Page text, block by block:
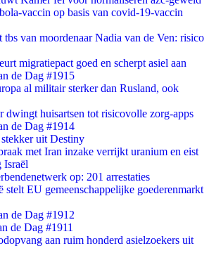
vaccin op basis van covid-19-vaccin
tbs van moordenaar Nadia van de Ven: risico
migratiepact goed en scherpt asiel aan
de Dag #1915
al militair sterker dan Rusland, ook
dwingt huisartsen tot risicovolle zorg-apps
de Dag #1914
uit Destiny
met Iran inzake verrijkt uranium en eist
Israël
op: 201 arrestaties
stelt EU gemeenschappelijke goederenmarkt
de Dag #1912
de Dag #1911
aan ruim honderd asielzoekers uit